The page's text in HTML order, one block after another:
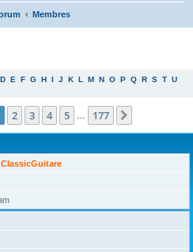
Membres
D E F G H I J K L M N O P Q R S T U
1sur177
2 3 4 5 177
ClassicGuitare